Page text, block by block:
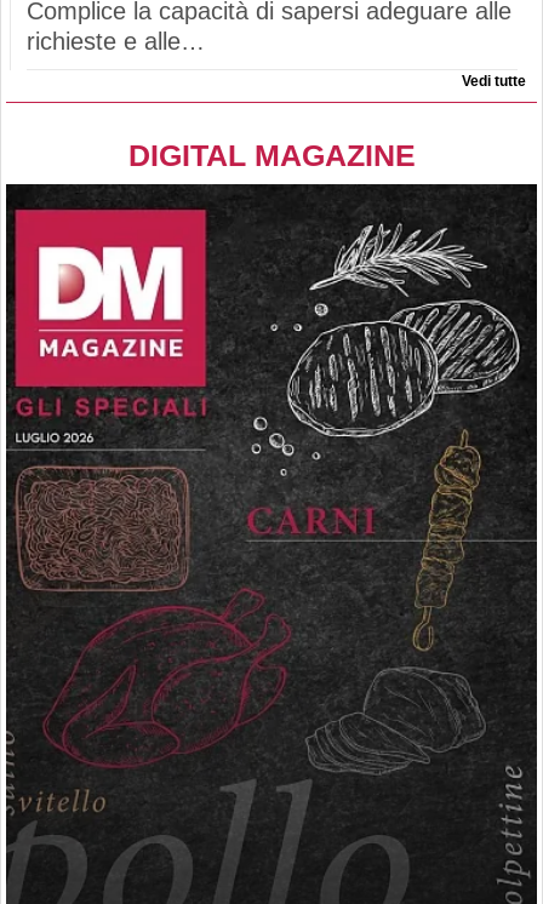
Complice la capacità di sapersi adeguare alle
richieste e alle…
Vedi tutte
DIGITAL MAGAZINE